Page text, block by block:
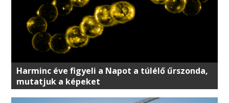
Harminc éve figyeli a Napot a túlélő űrszonda,
mutatjuk a képeket